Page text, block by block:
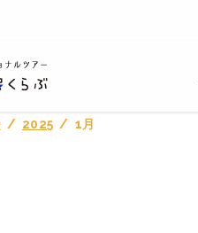
/ 2025 / 1月